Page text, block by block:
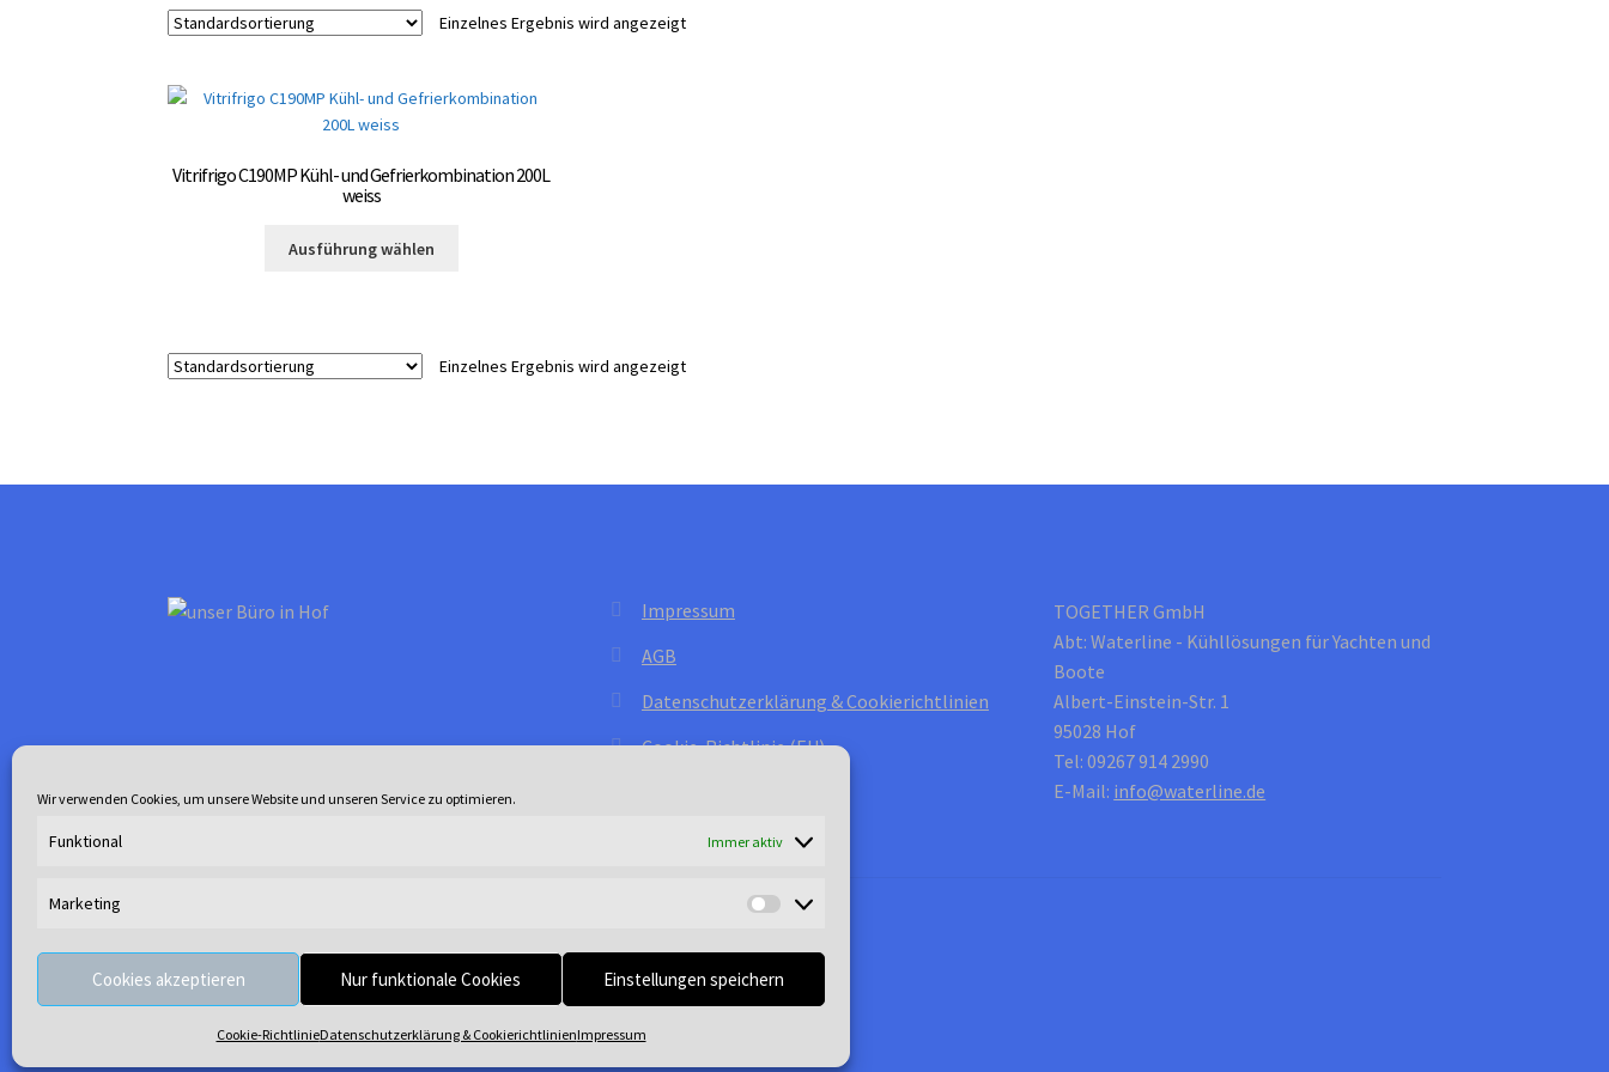
Wir verwenden Cookies, um unsere Website und unseren Service zu optimieren.
Funktional Immer aktiv
Marketing
Marketing
Cookies akzeptieren Nur funktionale Cookies Einstellungen speichern
Cookie-RichtlinieDatenschutzerklärung & CookierichtlinienImpressum
Einzelnes Ergebnis wird angezeigt
Vitrifrigo C190MP Kühl- und Gefrierkombination 200L
weiss
Ausführung wählen
auf.
Einzelnes Ergebnis wird angezeigt
Impressum
AGB
Datenschutzerklärung & Cookierichtlinien
Cookie-Richtlinie (EU)
TOGETHER GmbH
Abt: Waterline - Kühllösungen für Yachten und
Boote
Albert-Einstein-Str. 1
95028 Hof
Tel: 09267 914 2990
E-Mail: info@waterline.de